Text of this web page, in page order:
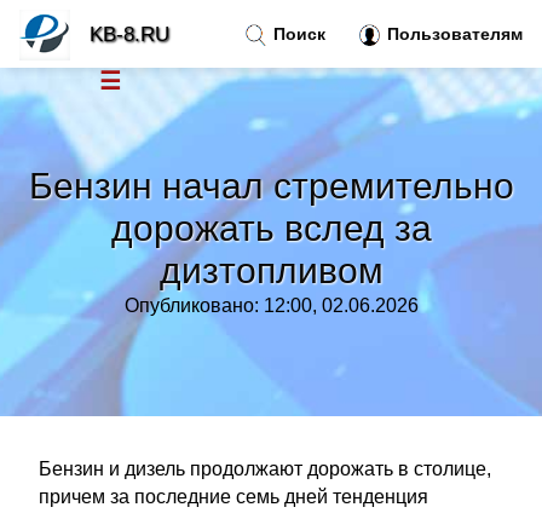
Бензин начал стремительно
дорожать вслед за
дизтопливом
Опубликовано: 12:00, 02.06.2026
Бензин и дизель продолжают дорожать в столице,
причем за последние семь дней тенденция
Поиск Пользователям
KB-8.RU
☰
Новости
Тренды новостей»
»
Правила »
Контакт»